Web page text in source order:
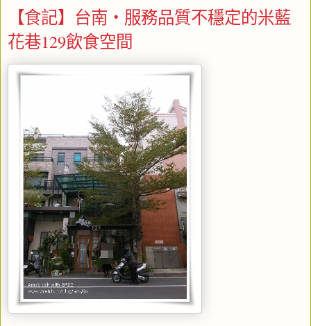
【食記】台南‧服務品質不穩定的米藍
花巷129飲食空間